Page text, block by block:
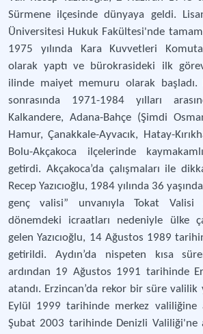
Sürmene ilçesinde dünyaya geldi.
Üniversitesi Hukuk Fakültesi'nde
1975 yılında Kara Kuvvetleri
olarak yaptı ve bürokrasideki ilk
ilinde maiyet memuru olarak
sonrasında 1971-1984 yılları
Kalkandere, Adana-Bahçe (Şimdi
Hamur, Çanakkale-Ayvacık, Hatay-
Bolu-Akçakoca ilçelerinde
getirdi. Akçakoca’da çalışmaları ile
Recep Yazıcıoğlu, 1984 yılında 36
genç valisi” unvanıyla Tokat Valisi
dönemdeki icraatları nedeniyle ülke
gelen Yazıcıoğlu, 14 Ağustos 1989
getirildi. Aydın’da nispeten kısa
ardından 19 Ağustos 1991 tarihinde
atandı. Erzincan’da rekor bir süre valilik
Eylül 1999 tarihinde merkez valiliğine
Şubat 2003 tarihinde Denizli Valiliği'ne